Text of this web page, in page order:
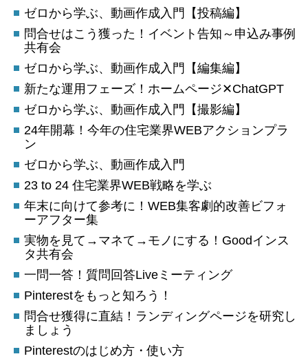
ゼロから学ぶ、動画作成入門【投稿編】
問合せはこう獲った！イベント告知～申込み事例
共有会
ゼロから学ぶ、動画作成入門【編集編】
新たな運用フェーズ！ホームページ✕ChatGPT
ゼロから学ぶ、動画作成入門【撮影編】
24年開幕！今年の住宅業界WEBアクションプラ
ン
ゼロから学ぶ、動画作成入門
23 to 24 住宅業界WEB戦略を学ぶ
年末に向けて参考に！WEB集客劇的改善ビフォ
ーアフター集
実物を見て→マネて→モノにする！Goodインス
タ共有会
一問一答！質問回答Liveミーティング
Pinterestをもっと知ろう！
問合せ獲得に直結！ランディングページを研究し
ましょう
Pinterestのはじめ方・使い方